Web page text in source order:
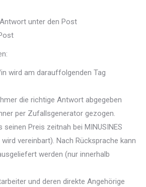
unter den Post
wird am darauffolgenden Tag
die richtige Antwort abgegeben
per Zufallsgenerator gezogen.
seinen Preis zeitnah bei MINUSINES
vereinbart). Nach Rücksprache kann
werden (nur innerhalb
und deren direkte Angehörige